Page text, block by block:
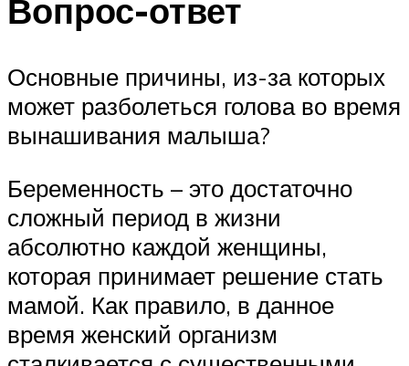
Вопрос-ответ
Основные причины, из-за которых
может разболеться голова во время
вынашивания малыша?
Беременность – это достаточно
сложный период в жизни
абсолютно каждой женщины,
которая принимает решение стать
мамой. Как правило, в данное
время женский организм